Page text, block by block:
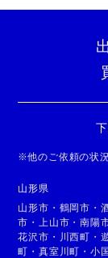
※他のご依頼の状
山形県
山形市 ・ 鶴岡市 ・
市 ・ 上山市 ・南陽
花沢市 ・ 川西町 ・
町 ・真室川町 ・小